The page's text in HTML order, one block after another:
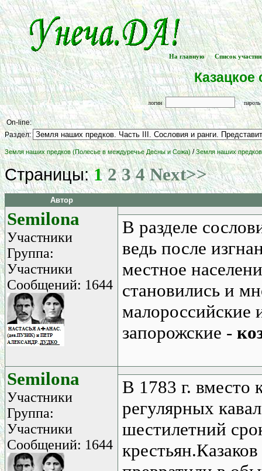
[На главную ] -- [ Список
Казацкое
логин
On-line:
Раздел:
Земля наших предков (Полесье в междуречье Десны и Сожа)/Земля наших
Страницы:1 2 3 4 Next>>
Автор
Semilona
Участники
Группа:
Участники
Сообщений: 1644
В разделе
ведь после
местное
становились и
малороссийские
запорожские -
Semilona
Участники
Группа:
Участники
Сообщений: 1644
В 1783 г. вместо
регулярных
шестилетний